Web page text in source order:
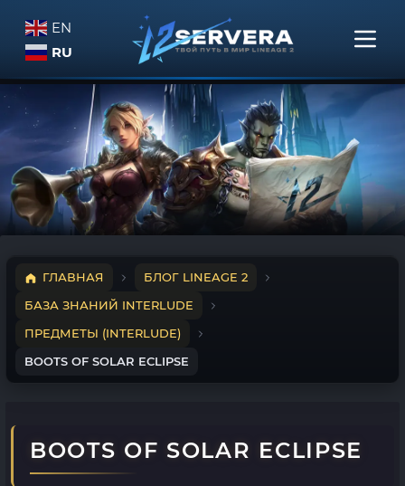
EN
RU
ГЛАВНАЯ
БЛОГ LINEAGE 2
БАЗА ЗНАНИЙ INTERLUDE
ПРЕДМЕТЫ (INTERLUDE)
BOOTS OF SOLAR ECLIPSE
BOOTS OF SOLAR ECLIPSE